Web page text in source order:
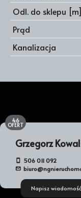
Odl. do sklepu [m]
Prąd
Kanalizacja
Grzegorz
506 011 092
Napisz wiadomość
46
OFERT